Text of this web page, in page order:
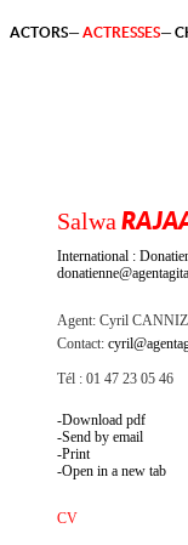
ACTORS ACTRESSES
Salwa
International :
Agent: Cyril
Contact:
Tél : 01 47 23 05 46
Download pdf
Send by email
Print
Open in a new tab
CV